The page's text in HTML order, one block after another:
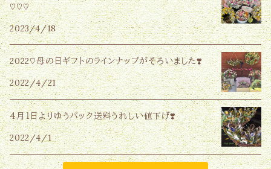
♡♡♡
2023/4/18
2022♡母の日ギフトのラインナップがそろいました❣️
2022/4/21
４月１日よりゆうパック送料うれしい値下げ❣️
2022/4/1